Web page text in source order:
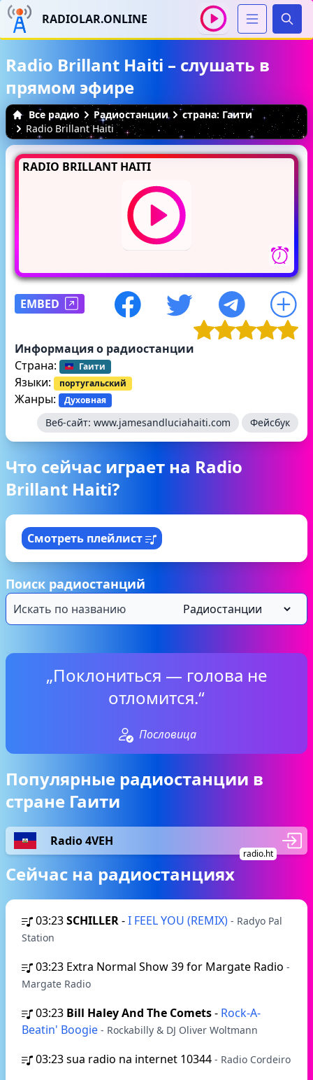
RADIOLAR.ONLINE
Radio Brillant Haiti – слушать в
прямом эфире
Все радио Радиостанции
страна: Гаити
Radio Brillant Haiti
RADIO BRILLANT HAITI
EMBED
Информация о радиостанции
Страна:
Гаити
Языки: португальский
Жанры: Духовная
Веб-сайт: www.jamesandluciahaiti.com Фейсбук
Что сейчас играет на Radio
Brillant Haiti?
Смотреть плейлист
Поиск радиостанций
„Поклониться — голова не
отломится.“
Пословица
Популярные радиостанции в
стране Гаити
Radio 4VEH
radio.ht
Сейчас на радиостанциях
03:23SCHILLER-I FEEL YOU (REMIX) - Radyo Pal
Station
03:23 Extra Normal Show 39 for Margate Radio -
Margate Radio
03:23 Bill Haley And The Comets- Rock-A-
Beatin' Boogie - Rockabilly & DJ Oliver Woltmann
03:23sua radio na internet 10344 - Radio Cordeiro